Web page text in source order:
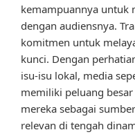
kemampuannya untuk
dengan audiensnya.
komitmen untuk
kunci. Dengan
isu-isu lokal, media
memiliki peluang
mereka sebagai
relevan di tengah